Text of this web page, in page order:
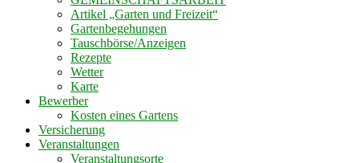
Artikel „Garten und Freizeit“
Gartenbegehungen
Tauschbörse/Anzeigen
Rezepte
Wetter
Karte
Bewerber
Kosten eines Gartens
Versicherung
Veranstaltungen
Veranstaltungsorte